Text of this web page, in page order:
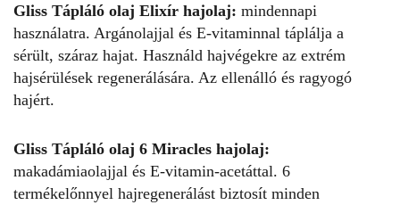
Gliss Tápláló olaj Elixír hajolaj: mindennapi
használatra. Argánolajjal és E-vitaminnal táplálja a
sérült, száraz hajat. Használd hajvégekre az extrém
hajsérülések regenerálására. Az ellenálló és ragyogó
hajért.
Gliss Tápláló olaj 6 Miracles hajolaj:
makadámiaolajjal és E-vitamin-acetáttal. 6
termékelőnnyel hajregenerálást biztosít minden